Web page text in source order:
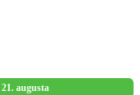
21. augusta